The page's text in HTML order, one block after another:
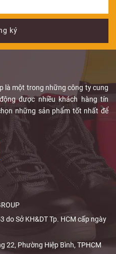
Achievable)
duy trì liều bức
xạ ở mức thấp
nhất hợp lý mà
vẫn đảm bảo
chất lượng
chẩn đoán.
Qua bài viết,
Bảo Nghi
Safety
sẽ giúp
bạn hiểu rõ
ALARA trong
X-quangvà
giảm liều
quả.
ký
là một trong những công ty cung
được nhiều khách hàng tín
những sản phẩm tốt nhất để
do Sở KH&DT Tp. HCM cấp ngày
Phường Hiệp Bình, TPHCM